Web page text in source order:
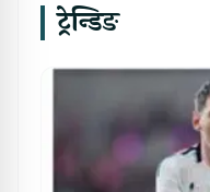
ट्रेन्डिङ